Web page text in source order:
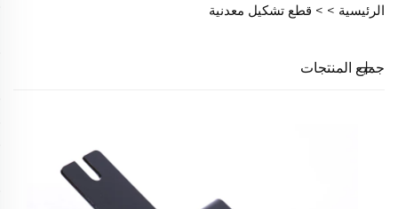
الرئيسية > > قطع تشكيل معدنية
جميع المنتجات